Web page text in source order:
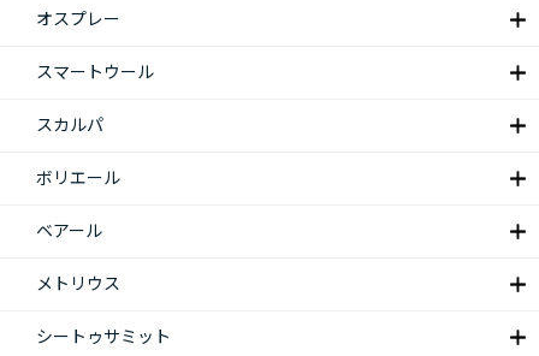
オスプレー
スマートウール
スカルパ
ボリエール
ベアール
メトリウス
シートゥサミット